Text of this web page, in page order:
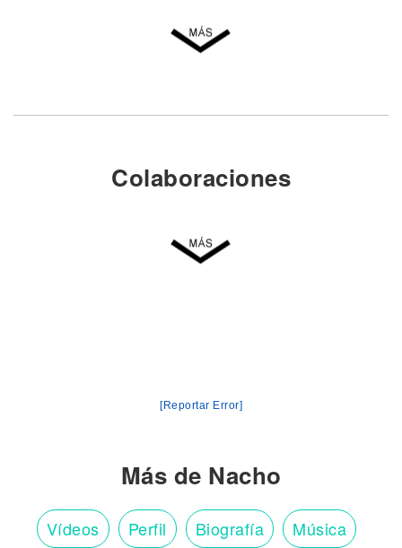
Colaboraciones
[Reportar Error]
Más de Nacho
Vídeos Perfil Biografía Música